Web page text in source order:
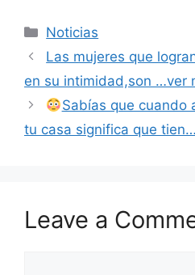
Categories
Noticias
Las mujeres que
en su intimidad,son …ver
Sabías que cuando
tu casa significa que
Leave a